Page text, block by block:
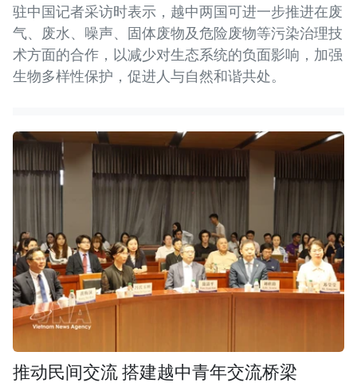
驻中国记者采访时表示，越中两国可进一步推进在废
气、废水、噪声、固体废物及危险废物等污染治理技
术方面的合作，以减少对生态系统的负面影响，加强
生物多样性保护，促进人与自然和谐共处。
推动民间交流 搭建越中青年交流桥梁